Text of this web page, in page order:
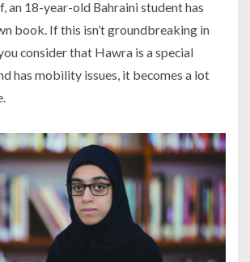
an 18-year-old Bahraini student has
book. If this isn’t groundbreaking in
consider that Hawra is a special
has mobility issues, it becomes a lot